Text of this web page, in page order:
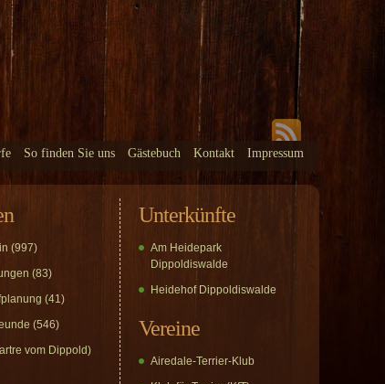
So finden Sie uns Gästebuch Kontakt Impressum
(997)
(83)
(41)
(546)
vom Dippold)
Unterkünfte
Am Heidepark
Dippoldiswalde
Heidehof Dippoldiswalde
Vereine
Airedale-Terrier-Klub